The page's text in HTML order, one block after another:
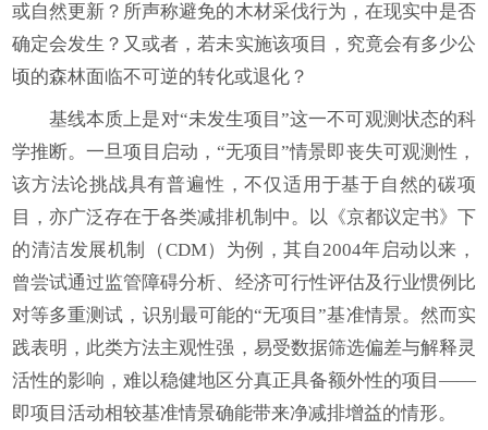
或自然更新？所声称避免的木材采伐行为，在现实中是否
确定会发生？又或者，若未实施该项目，究竟会有多少公
顷的森林面临不可逆的转化或退化？
基线本质上是对“未发生项目”这一不可观测状态的科
学推断。一旦项目启动，“无项目”情景即丧失可观测性，
该方法论挑战具有普遍性，不仅适用于基于自然的碳项
目，亦广泛存在于各类减排机制中。以《京都议定书》下
的清洁发展机制（CDM）为例，其自2004年启动以来，
曾尝试通过监管障碍分析、经济可行性评估及行业惯例比
对等多重测试，识别最可能的“无项目”基准情景。然而实
践表明，此类方法主观性强，易受数据筛选偏差与解释灵
活性的影响，难以稳健地区分真正具备额外性的项目——
即项目活动相较基准情景确能带来净减排增益的情形。